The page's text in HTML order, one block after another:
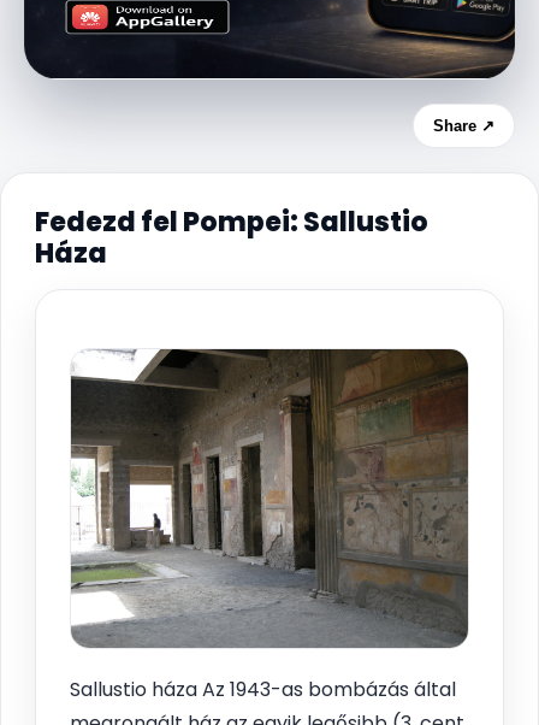
Share ↗
Fedezd fel Pompei: Sallustio
Háza
Sallustio háza Az 1943-as bombázás által